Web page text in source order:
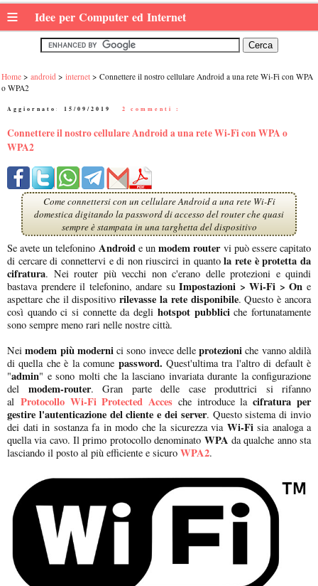
≡ Idee per Computer ed Internet
Home android internet
Connettere il nostro cellulare Android a una rete Wi-Fi con WPA
o WPA2
Aggiornato: 15/09/2019 2 commenti :
Connettere il nostro cellulare Android a una rete Wi-Fi con WPA o
WPA2
Come connettersi con un cellulare Android a una rete Wi-Fi
domestica digitando la password di accesso del router che quasi
sempre è stampata in una targhetta del dispositivo
Se avete un telefonino Android e unmodem routervi può essere capitato
di cercare di connettervi e di non riuscirci in quantola rete è protetta da
cifratura. Nei router più vecchi non c'erano delle protezioni e quindi
bastava prendere il telefonino, andare suImpostazioni > Wi-Fi > On e
aspettare che il dispositivorilevasse la rete disponibile. Questo è ancora
così quando ci si connette da degli hotspot pubbliciche fortunatamente
sono sempre meno rari nelle nostre città.
Nei modem più modernici sono invece delleprotezioni che vanno aldilà
di quella che è la comune password. Quest'ultima tra l'altro di default è
"admin" e sono molti che la lasciano invariata durante la configurazione
del modem-router. Gran parte delle case produttrici si rifanno
al Protocollo Wi-Fi Protected Acces che introduce lacifratura per
gestire l'autenticazione del cliente e dei server. Questo sistema di invio
dei dati in sostanza fa in modo che la sicurezza viaWi-Fisia analoga a
quella via cavo. Il primo protocollo denominato WPA da qualche anno sta
lasciando il posto al più efficiente e sicuro WPA2.